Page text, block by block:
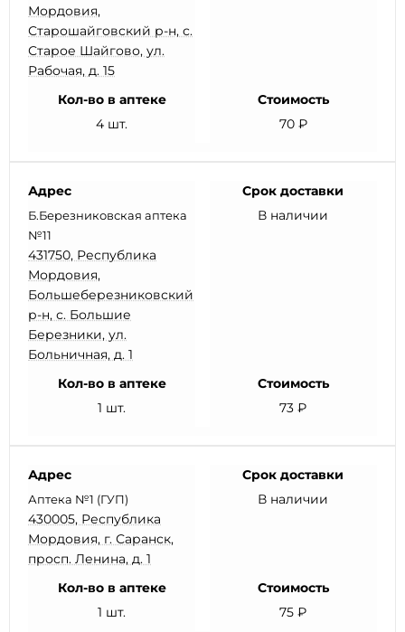
Мордовия,
Старошайговский р-н, с.
Старое Шайгово, ул.
Рабочая, д. 15
Кол-во в аптеке
4 шт.
Стоимость
70 ₽
Адрес
Б.Березниковская аптека
№11
431750, Республика
Мордовия,
Большеберезниковский
р-н, с. Большие
Березники, ул.
Больничная, д. 1
Срок доставки
В наличии
Кол-во в аптеке
1 шт.
Стоимость
73 ₽
Адрес
Аптека №1 (ГУП)
430005, Республика
Мордовия, г. Саранск,
просп. Ленина, д. 1
Срок доставки
В наличии
Кол-во в аптеке
1 шт.
Стоимость
75 ₽